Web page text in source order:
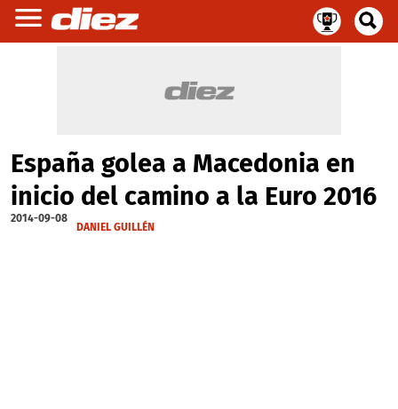
España golea a Macedonia en
inicio del camino a la Euro 2016
2014-09-08
DANIEL GUILLÉN